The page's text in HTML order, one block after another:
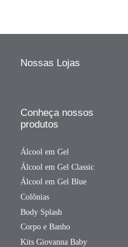
Nossas Lojas
Conheça nossos
produtos
Álcool em Gel
Álcool em Gel Classic
Álcool em Gel Blue
Colônias
Body Splash
Corpo e Banho
Kits Giovanna Baby